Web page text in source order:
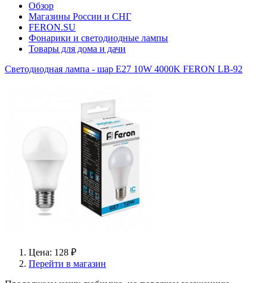
Обзор
Магазины России и СНГ
FERON.SU
Фонарики и светодиодные лампы
Товары для дома и дачи
Светодиодная лампа - шар E27 10W 4000K FERON LB-92
Цена: 128 ₽
Перейти в магазин